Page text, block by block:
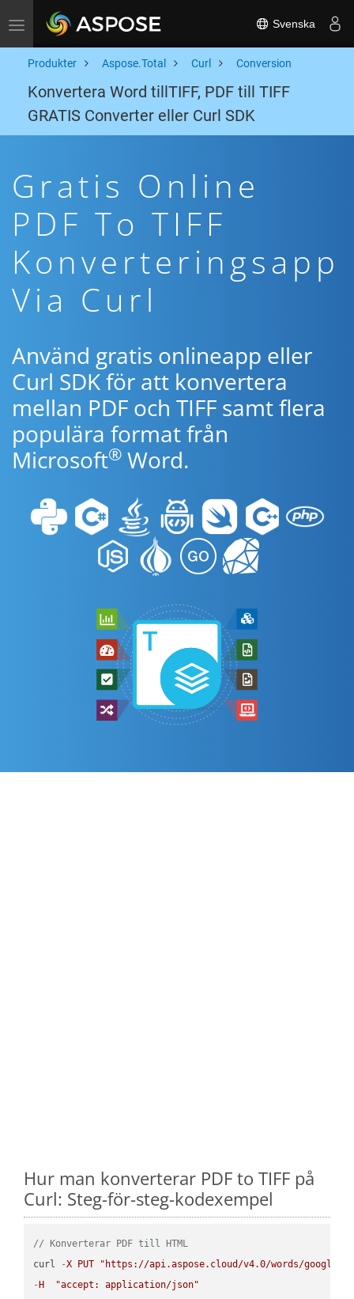
Toggle navigation Svenska
Produkter Aspose.Total Curl Conversion
Konvertera Word tillTIFF, PDF till TIFF
GRATIS Converter eller Curl SDK
Gratis Online
PDF To TIFF
Konverteringsapp
Via Curl
Använd gratis onlineapp eller
Curl SDK för att konvertera
mellan PDF och TIFF samt flera
populära format från
Microsoft® Word.
Hur man konverterar PDF to TIFF på
Curl: Steg-för-steg-kodexempel
// Konverterar PDF till HTML
curl
-X PUT
"https://api.aspose.cloud/v4.0/words/
- H
"accept: application/json"